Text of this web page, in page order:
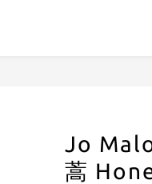
Jo
蒿